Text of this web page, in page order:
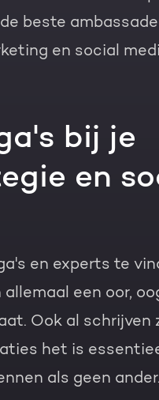
beste
en social
bij je
en
en experts te
een oor,
Ook al schrijven
het is
als geen ander.